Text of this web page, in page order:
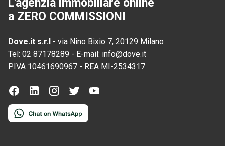
L'agenzia immobiliare online
a ZERO COMMISSIONI
Dove.it s.r.l - via Nino Bixio 7, 20129 Milano
Tel: 02 87178289 - E-mail: info@dove.it
P.IVA 10461690967 - REA MI-2534317